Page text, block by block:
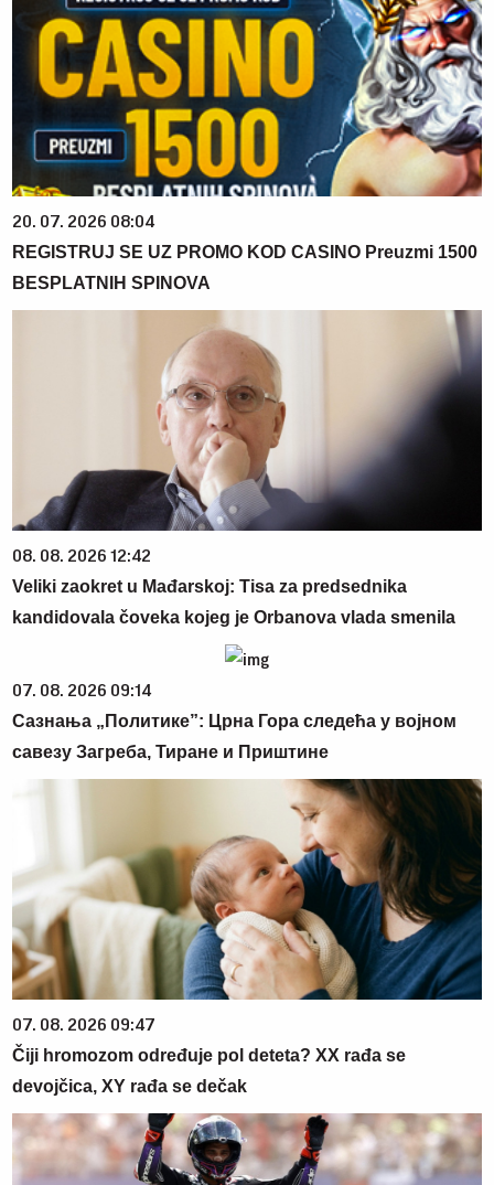
20. 07. 2026 08:04
REGISTRUJ SE UZ PROMO KOD CASINO Preuzmi 1500
BESPLATNIH SPINOVA
08. 08. 2026 12:42
Veliki zaokret u Mađarskoj: Tisa za predsednika
kandidovala čoveka kojeg je Orbanova vlada smenila
07. 08. 2026 09:14
Сазнања „Политике”: Црна Гора следећа у војном
савезу Загреба, Тиране и Приштине
07. 08. 2026 09:47
Čiji hromozom određuje pol deteta? XX rađa se
devojčica, XY rađa se dečak